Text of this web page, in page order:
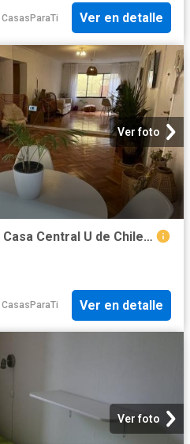
CasasParaTi Ver en detalle
Ver foto
Grande, Bello Cercano a Casa Central U de Chile y Zona Universitaria
CasasParaTi Ver en detalle
Ver foto